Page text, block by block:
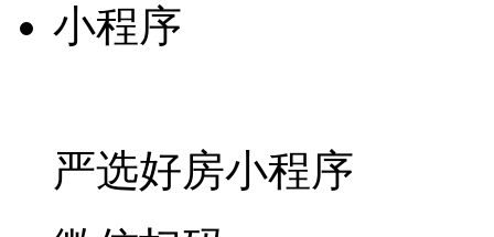
小程序
严选好房小程序